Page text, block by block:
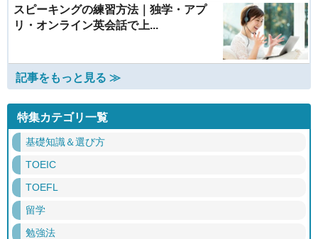
スピーキングの練習方法｜独学・アプ
リ・オンライン英会話で上...
記事をもっと見る ≫
特集カテゴリ一覧
基礎知識＆選び方
TOEIC
TOEFL
留学
勉強法